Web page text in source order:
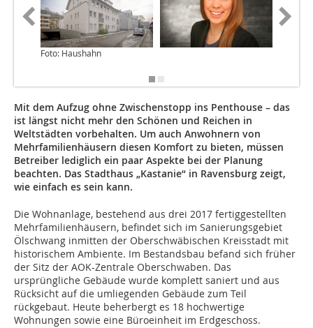
Foto: Haushahn
Mit dem Aufzug ohne Zwischenstopp ins Penthouse – das
ist längst nicht mehr den Schönen und Reichen in
Weltstädten vorbehalten. Um auch Anwohnern von
Mehrfamilienhäusern diesen Komfort zu bieten, müssen
Betreiber lediglich ein paar Aspekte bei der Planung
beachten. Das Stadthaus „Kastanie“ in Ravensburg zeigt,
wie einfach es sein kann.
Die Wohnanlage, bestehend aus drei 2017 fertiggestellten
Mehrfamilienhäusern, befindet sich im Sanierungsgebiet
Ölschwang inmitten der Oberschwäbischen Kreisstadt mit
historischem Ambiente. Im Bestandsbau befand sich früher
der Sitz der AOK-Zentrale Oberschwaben. Das
ursprüngliche Gebäude wurde komplett saniert und aus
Rücksicht auf die umliegenden Gebäude zum Teil
rückgebaut. Heute beherbergt es 18 hochwertige
Wohnungen sowie eine Büroeinheit im Erdgeschoss.